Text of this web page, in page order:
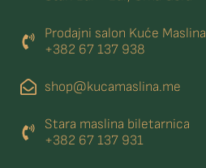
Prodajni salon Kuće Maslina
+382 67 137 938
shop@kucamaslina.me
Stara maslina biletarnica
+382 67 137 931